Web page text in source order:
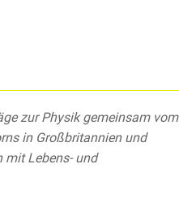
zur Physik gemeinsam vom
in Großbritannien und
mit Lebens- und